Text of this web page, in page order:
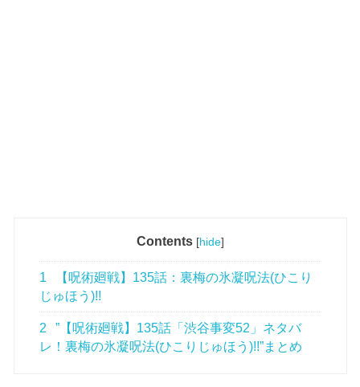
Contents [hide]
1
【呪術廻戦】135話：裏梅の氷凝呪法(ひこり
じゅほう)!!
2
”【呪術廻戦】135話「渋谷事変52」ネタバ
レ！裏梅の氷凝呪法(ひこりじゅほう)!!”まとめ